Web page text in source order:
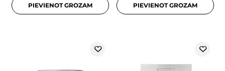
PIEVIENOT GROZAM PIEVIENOT GROZAM